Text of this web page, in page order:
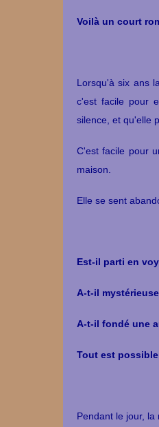
Voilà un court
Lorsqu'à six ans
c'est facile pour
silence, et qu'elle
C'est facile pour
maison.
Elle se sent
Est-il parti en
A-t-il
A-t-il fondé une
Tout est
Pendant le jour,